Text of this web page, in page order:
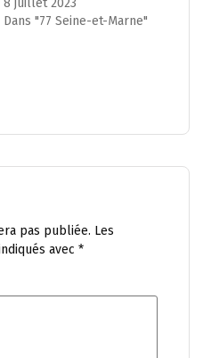
Dans "77 Seine-et-Marne"
pas publiée. Les
avec *